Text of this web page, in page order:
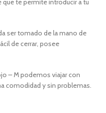
que te permite introducir a tu
ser tomado de la mano de
de cerrar, posee
– M podemos viajar con
comodidad y sin problemas.